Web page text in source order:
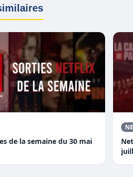
de la semaine du 30 mai